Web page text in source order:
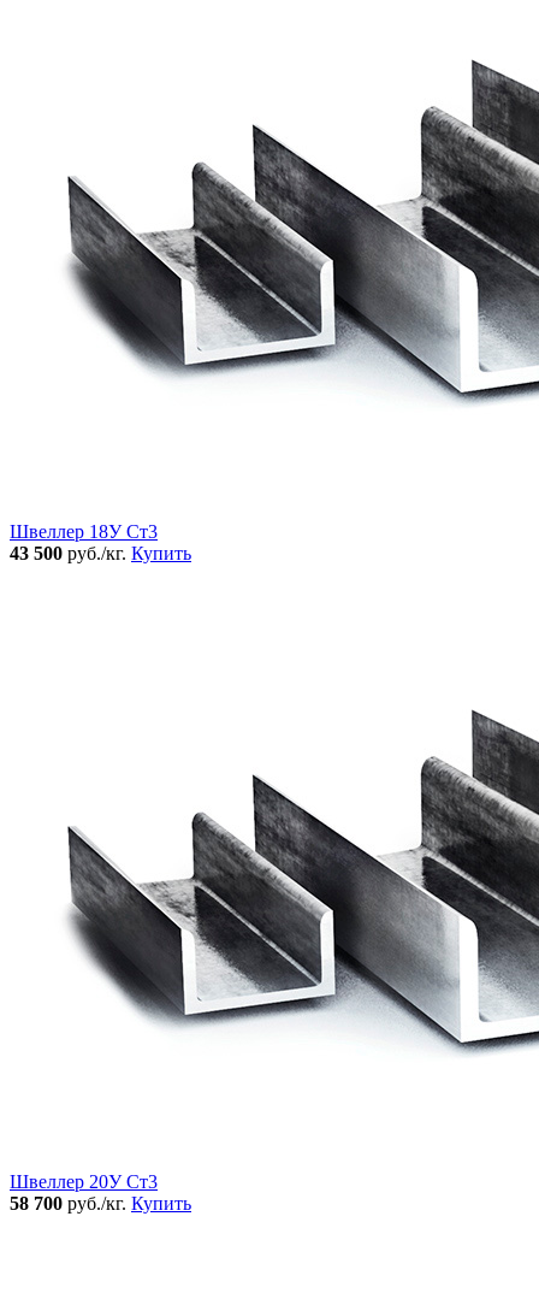
Швеллер 18У Ст3
43 500 руб./кг. Купить
Швеллер 20У Ст3
58 700 руб./кг. Купить